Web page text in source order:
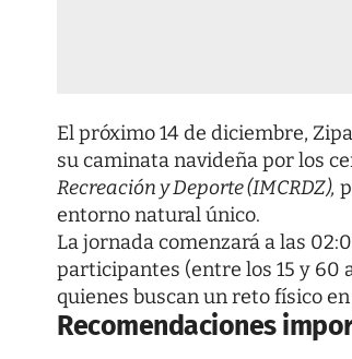
El próximo 14 de diciembre,
su caminata navideña por los
Recreación y Deporte (IMCRDZ),
entorno natural único.
La jornada comenzará a las
participantes (entre los 15 y 60
quienes buscan un reto físico
Recomendaciones